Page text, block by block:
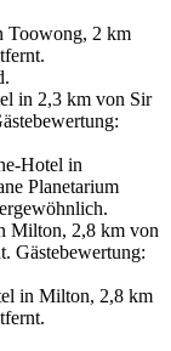
2 km
in 2,3 km von Sir
Hotel in
Planetarium
Milton, 2,8 km von
Gästebewertung:
in Milton, 2,8 km